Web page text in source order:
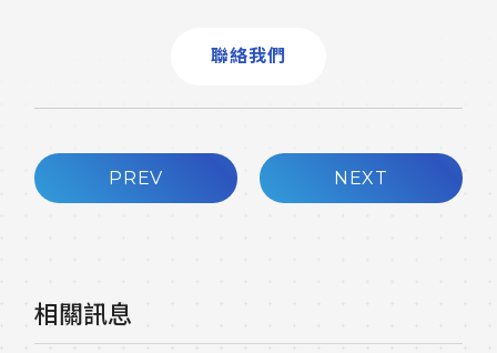
聯絡我們
PREV NEXT
相關訊息